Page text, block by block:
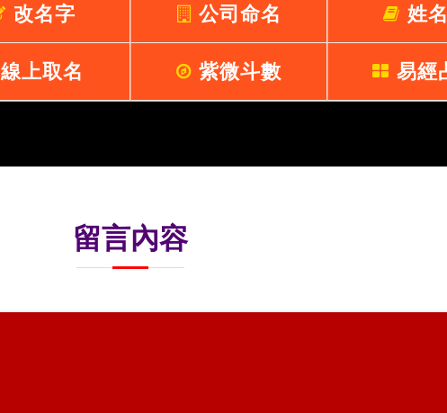
改名字 公司命名 姓
線上取名 紫微斗數 易經
留言內容